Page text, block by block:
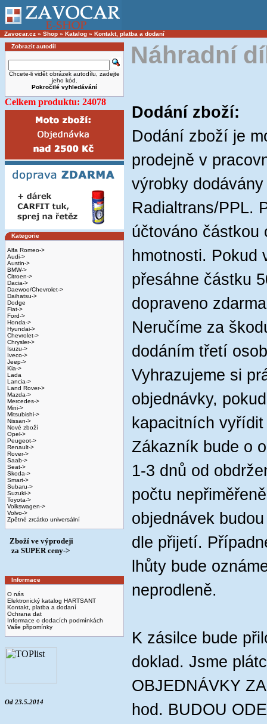
Zavocar.cz » Shop » Katalog » Kontakt, platba a dodaní
Zobrazit autodíl
Chcete-li vidět obrázek autodílu, zadejte
jeho kód.
Pokročilé vyhledávání
Celkem produktu: 24078
Kategorie
Alfa Romeo->
Audi->
Austin->
BMW->
Citroen->
Dacia->
Daewoo/Chevrolet->
Daihatsu->
Dodge
Fiat->
Ford->
Honda->
Hyundai->
Chevrolet->
Chrysler->
Isuzu->
Iveco->
Jeep->
Kia->
Lada
Lancia->
Land Rover->
Mazda->
Mercedes->
Mini->
Mitsubishi->
Nissan->
Nové zboží
Opel->
Peugeot->
Renault->
Rover->
Saab->
Seat->
Skoda->
Smart->
Subaru->
Suzuki->
Toyota->
Volkswagen->
Volvo->
Zpětné zrcátko universální
Zboží ve výprodeji
­ za SUPER ceny->
Informace
O nás
Elektronický katalog HARTSANT
Kontakt, platba a dodaní
Ochrana dat
Informace o dodacích podmínkách
Vaše připomínky
Od 23.5.2014
Náhradní
Dodání zboží:
Dodání zboží je
prodejně v
výrobky
Radialtrans/PPL.
účtováno částkou
hmotnosti. Pokud
přesáhne částku
dopraveno
Neručíme za
dodáním třetí
Vyhrazujeme si
objednávky,
kapacitních
Zákazník bude o
1-3 dnů od
počtu
objednávek
dle přijetí.
lhůty bude
neprodleně.
K zásilce bude
doklad. Jsme
OBJEDNÁVKY
hod. BUDOU